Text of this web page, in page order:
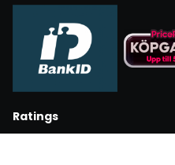
Ratings